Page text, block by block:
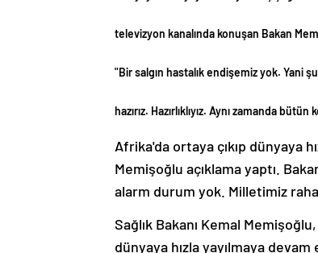
televizyon kanalında konuşan Bakan
"Bir salgın hastalık endişemiz yok. Yani
hazırız. Hazırlıklıyız. Aynı zamanda
Afrika'da ortaya çıkıp dünyaya
Memişoğlu açıklama yaptı.
alarm durum yok. Milletimiz
Sağlık Bakanı Kemal
dünyaya hızla yayılmaya